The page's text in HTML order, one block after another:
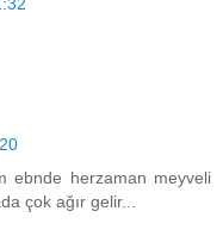
ebnde herzaman meyveli
çok ağır gelir...